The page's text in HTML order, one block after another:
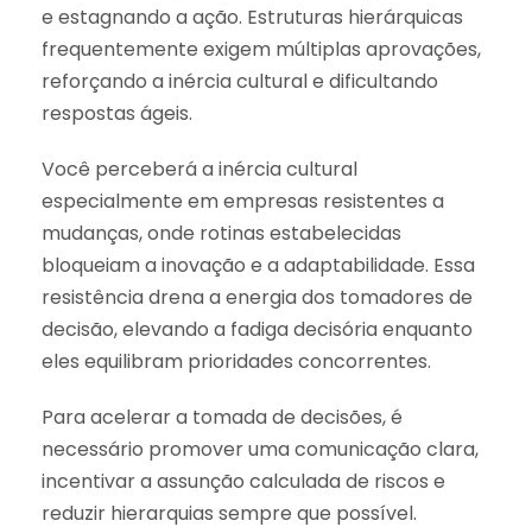
e estagnando a ação. Estruturas hierárquicas
frequentemente exigem múltiplas aprovações,
reforçando a inércia cultural e dificultando
respostas ágeis.
Você perceberá a inércia cultural
especialmente em empresas resistentes a
mudanças, onde rotinas estabelecidas
bloqueiam a inovação e a adaptabilidade. Essa
resistência drena a energia dos tomadores de
decisão, elevando a fadiga decisória enquanto
eles equilibram prioridades concorrentes.
Para acelerar a tomada de decisões, é
necessário promover uma comunicação clara,
incentivar a assunção calculada de riscos e
reduzir hierarquias sempre que possível.